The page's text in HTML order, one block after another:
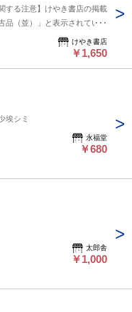
る注意】けやき書店の掲載
品（並）」と表示されていま
「状態」表記が必須となりま
、状態の簡易な区分けは適切
:
けやき書店
￥1,650
埃シミ
永福堂
￥680
太郎舎
￥1,000